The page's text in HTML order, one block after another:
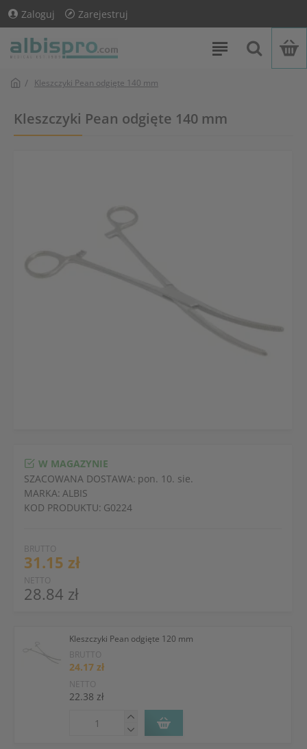
Zaloguj Zarejestruj
Kleszczyki Pean odgięte 140 mm
Kleszczyki Pean odgięte 140 mm
BRUTTO
31.15 zł
NETTO
28.84 zł
W MAGAZYNIE
SZACOWANA DOSTAWA: pon. 10. sie.
MARKA: ALBIS
KOD PRODUKTU: G0224
Kleszczyki Pean odgięte 120 mm
BRUTTO
24.17 zł
NETTO
22.38 zł